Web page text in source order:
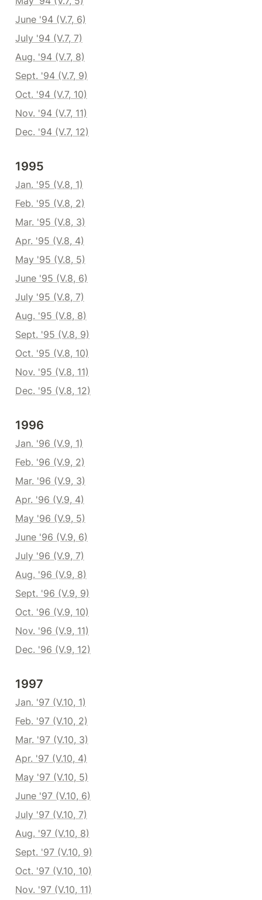
June '94 (V.7, 6)
July '94 (V.7, 7)
Aug. '94 (V.7, 8)
Sept. '94 (V.7, 9)
Oct. '94 (V.7, 10)
Nov. '94 (V.7, 11)
Dec. '94 (V.7, 12)
1995
Jan. '95 (V.8, 1)
Feb. '95 (V.8, 2)
Mar. '95 (V.8, 3)
Apr. '95 (V.8, 4)
May '95 (V.8, 5)
June '95 (V.8, 6)
July '95 (V.8, 7)
Aug. '95 (V.8, 8)
Sept. '95 (V.8, 9)
Oct. '95 (V.8, 10)
Nov. '95 (V.8, 11)
Dec. '95 (V.8, 12)
1996
Jan. '96 (V.9, 1)
Feb. '96 (V.9, 2)
Mar. '96 (V.9, 3)
Apr. '96 (V.9, 4)
May '96 (V.9, 5)
June '96 (V.9, 6)
July '96 (V.9, 7)
Aug. '96 (V.9, 8)
Sept. '96 (V.9, 9)
Oct. '96 (V.9, 10)
Nov. '96 (V.9, 11)
Dec. '96 (V.9, 12)
1997
Jan. '97 (V.10, 1)
Feb. '97 (V.10, 2)
Mar. '97 (V.10, 3)
Apr. '97 (V.10, 4)
May '97 (V.10, 5)
June '97 (V.10, 6)
July '97 (V.10, 7)
Aug. '97 (V.10, 8)
Sept. '97 (V.10, 9)
Oct. '97 (V.10, 10)
Nov. '97 (V.10, 11)